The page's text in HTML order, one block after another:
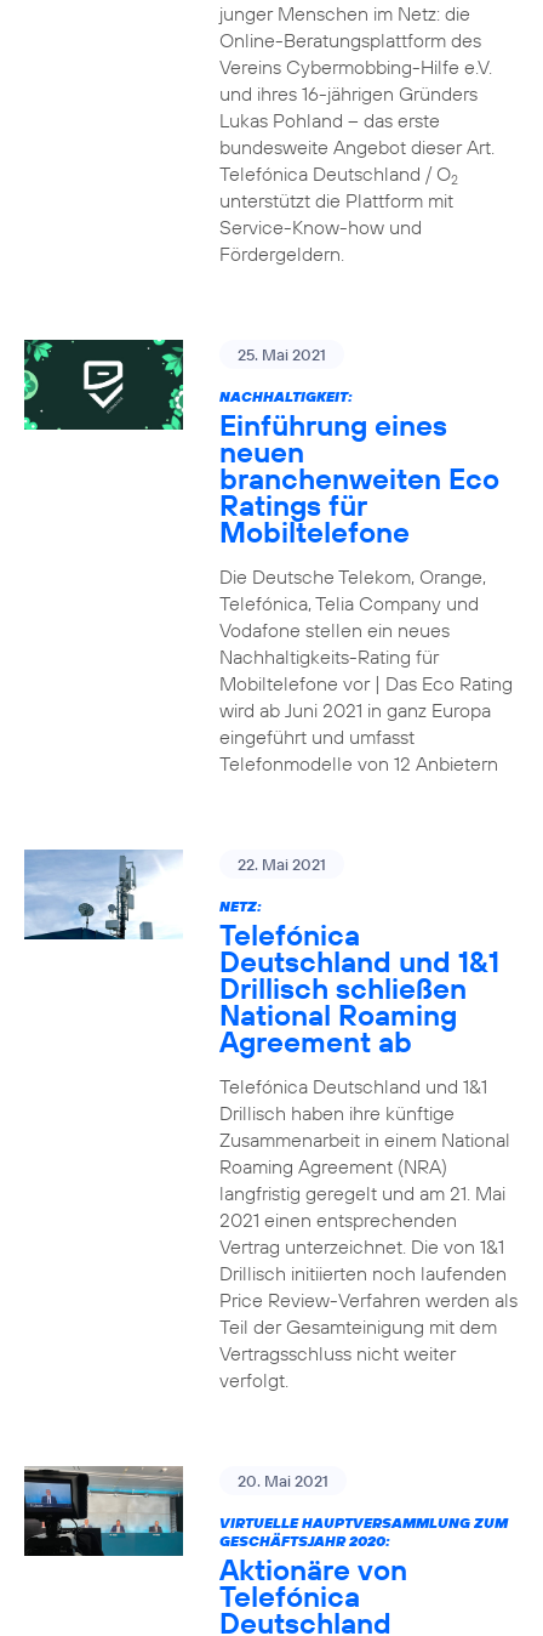
junger Menschen im Netz: die
Online-Beratungsplattform des
Vereins Cybermobbing-Hilfe e.V.
und ihres 16-jährigen Gründers
Lukas Pohland – das erste
bundesweite Angebot dieser Art.
Telefónica Deutschland / O2
unterstützt die Plattform mit
Service-Know-how und
Fördergeldern.
25. Mai 2021
NACHHALTIGKEIT:
Einführung eines
neuen
branchenweiten Eco
Ratings für
Mobiltelefone
Die Deutsche Telekom, Orange,
Telefónica, Telia Company und
Vodafone stellen ein neues
Nachhaltigkeits-Rating für
Mobiltelefone vor | Das Eco Rating
wird ab Juni 2021 in ganz Europa
eingeführt und umfasst
Telefonmodelle von 12 Anbietern
22. Mai 2021
NETZ:
Telefónica
Deutschland und 1&1
Drillisch schließen
National Roaming
Agreement ab
Telefónica Deutschland und 1&1
Drillisch haben ihre künftige
Zusammenarbeit in einem National
Roaming Agreement (NRA)
langfristig geregelt und am 21. Mai
2021 einen entsprechenden
Vertrag unterzeichnet. Die von 1&1
Drillisch initiierten noch laufenden
Price Review-Verfahren werden als
Teil der Gesamteinigung mit dem
Vertragsschluss nicht weiter
verfolgt.
20. Mai 2021
VIRTUELLE HAUPTVERSAMMLUNG ZUM
GESCHÄFTSJAHR 2020:
Aktionäre von
Telefónica
Deutschland